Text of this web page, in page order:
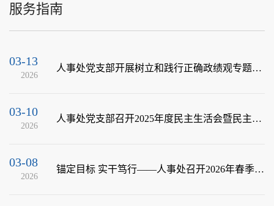
服务指南
03-13
2026
人事处党支部开展树立和践行正确政绩观专题学习活动
03-10
2026
人事处党支部召开2025年度民主生活会暨民主评议党员大会
03-08
2026
锚定目标 实干笃行——人事处召开2026年春季学期工作会议